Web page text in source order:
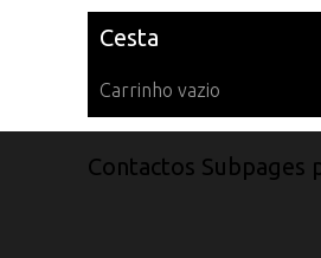
Cesta
Carrinho vazio
Contactos Subpages